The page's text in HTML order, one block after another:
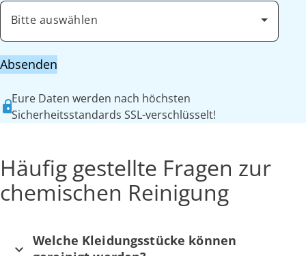
Bitte auswählen
Absenden
Eure Daten werden nach höchsten
Sicherheitsstandards SSL-verschlüsselt!
Häufig gestellte Fragen zur
chemischen Reinigung
Welche Kleidungsstücke können